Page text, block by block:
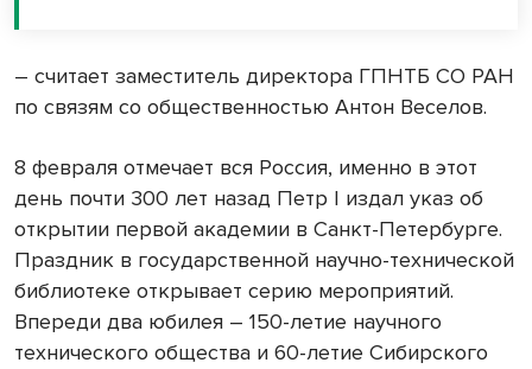
– считает заместитель директора ГПНТБ СО РАН
по связям со общественностью Антон Веселов.
8 февраля отмечает вся Россия, именно в этот
день почти 300 лет назад Петр I издал указ об
открытии первой академии в Санкт-Петербурге.
Праздник в государственной научно-технической
библиотеке открывает серию мероприятий.
Впереди два юбилея – 150-летие научного
технического общества и 60-летие Сибирского